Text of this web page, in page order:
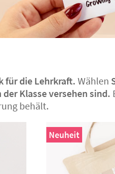
für die Lehrkraft. Wählen
Klasse versehen sind.
behält.
Neuheit